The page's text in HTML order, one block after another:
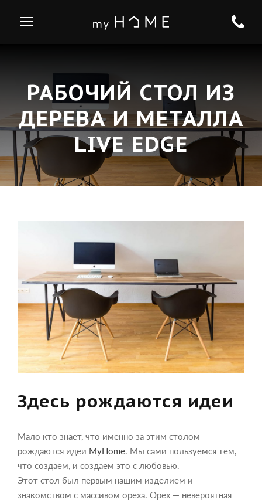
РАБОЧИЙ СТОЛ ИЗ
ДЕРЕВА И МЕТАЛЛА
LIVE EDGE
Здесь рождаются идеи
Мало кто знает, что именно за этим столом
рождаются идеи MyHome . Мы сами пользуемся тем,
что создаем, и создаем это с любовью.
Этот стол был первым нашим изделием и
знакомством с массивом ореха. Орех — невероятная